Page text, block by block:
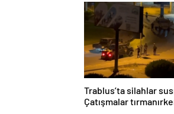
Trablus’ta silahlar
Çatışmalar